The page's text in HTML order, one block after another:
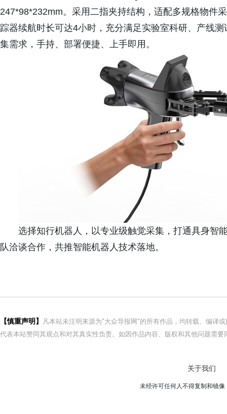
247*98*232mm。采用二指夹持结构，适配多规格物件
踪器续航时长可达4小时，充分满足实验室科研、产线
集需求，手持、部署便捷、上手即用。
选择知行机器人，以专业级触觉采集，打通具身智
队洽谈合作，共推智能机器人技术落地。
【慎重声明】
凡本站未注明来源为"大众导报网"的所有作品，均转载、编译
代表本站赞同其观点和对其真实性负责。如因作品内容、版权和其他问题需
关于我们
未经许可任何人不得复制和镜